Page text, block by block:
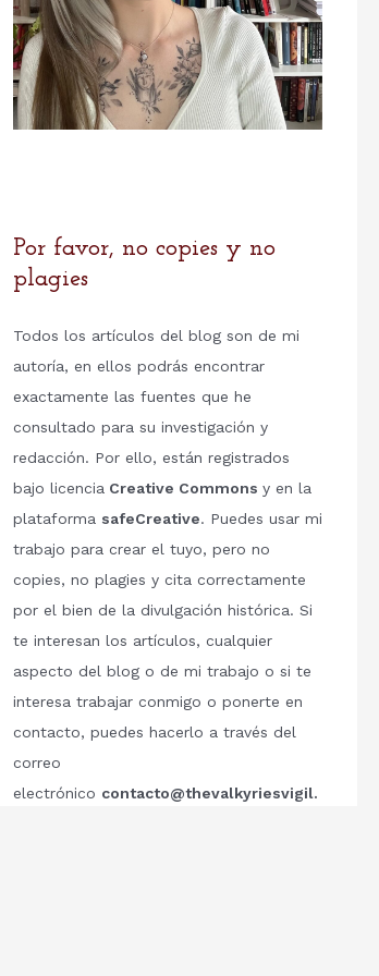
Por favor, no copies y no
plagies
Todos los artículos del blog son de mi
autoría, en ellos podrás encontrar
exactamente las fuentes que he
consultado para su investigación y
redacción. Por ello, están registrados
bajo licencia Creative Commons y en la
plataforma safeCreative. Puedes usar mi
trabajo para crear el tuyo, pero no
copies, no plagies y cita correctamente
por el bien de la divulgación histórica. Si
te interesan los artículos, cualquier
aspecto del blog o de mi trabajo o si te
interesa trabajar conmigo o ponerte en
contacto, puedes hacerlo a través del
correo
electrónico contacto@thevalkyriesvigil.